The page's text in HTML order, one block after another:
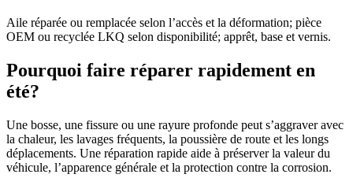
Aile réparée ou remplacée selon l’accès et la déformation; pièce
OEM ou recyclée LKQ selon disponibilité; apprêt, base et vernis.
Pourquoi faire réparer rapidement en
été?
Une bosse, une fissure ou une rayure profonde peut s’aggraver avec
la chaleur, les lavages fréquents, la poussière de route et les longs
déplacements. Une réparation rapide aide à préserver la valeur du
véhicule, l’apparence générale et la protection contre la corrosion.